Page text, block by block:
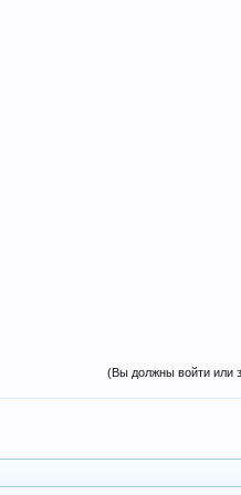
(Вы должны войти или